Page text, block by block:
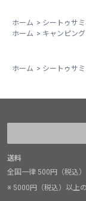
ホーム > シートゥサ
ホーム > キャンピング
ホーム > シートゥサ
送料
全国一律 500円（税込）
※ 5000円（税込）以上